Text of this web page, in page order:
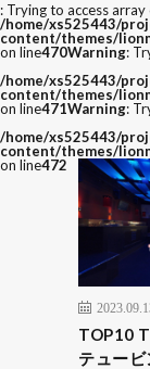
: Trying to access
/home/xs525443/
content/themes/
on line470Warning:
/home/xs525443/
content/themes/
on line471Warning:
/home/xs525443/
content/themes/
on line472
TOP10
テュービ